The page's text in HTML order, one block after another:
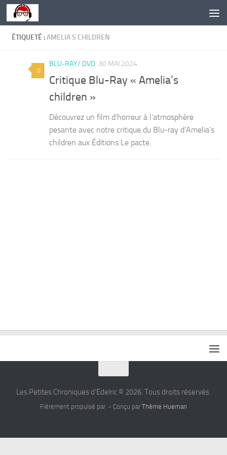
Skip to content
ÉTIQUETÉ :AMELIA S CHILDREN
0
BLU-RAY/ DVD 30 MAI 2024
Critique Blu-Ray « Amelia’s
children »
Découvrez un film d’horreur à l’atmosphère
pesante avec notre critique du Blu-ray d’Amelia’s
children aux Éditions Le pacte.
Les Petites Chroniques d'Edelric © 2026. Tous droits réservés.
Fièrement propulsé par - Conçu par Thème Hueman